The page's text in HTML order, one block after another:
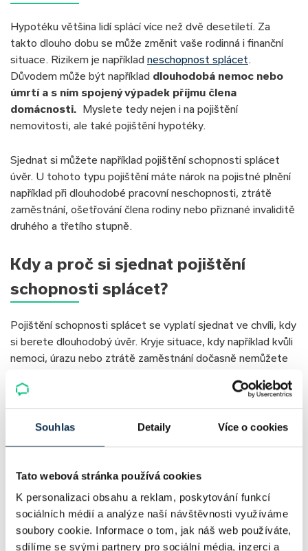
Souhlas Detaily Více o cookies
Tato webová stránka používá cookies
K personalizaci obsahu a reklam, poskytování funkcí
sociálních médií a analýze naší návštěvnosti využíváme
soubory cookie. Informace o tom, jak náš web používáte,
sdílíme se svými partnery pro sociální média, inzerci a
Hypotéku většina lidí splácí více než dvě desetiletí. Za
takto dlouho dobu se může změnit vaše rodinná i finanční
situace. Rizikem je například neschopnost splácet.
Důvodem může být například dlouhodobá nemoc nebo
úmrtí a s ním spojený výpadek příjmu člena
domácnosti. Myslete tedy nejen i na pojištění
nemovitosti, ale také pojištění hypotéky.
Sjednat si můžete například pojištění schopnosti splácet
úvěr. U tohoto typu pojištění máte nárok na pojistné plnění
například při dlouhodobé pracovní neschopnosti, ztrátě
zaměstnání, ošetřování člena rodiny nebo přiznané invaliditě
druhého a třetího stupně.
Kdy a proč si sjednat pojištění
schopnosti splácet?
Pojištění schopnosti splácet se vyplatí sjednat ve chvíli, kdy
si berete dlouhodobý úvěr. Kryje situace, kdy například kvůli
nemoci, úrazu nebo ztrátě zaměstnání dočasně nemůžete
několik splátek nebo celý zbývající dluh. Jde tedy o pojistku,
která chrání vaši rodinu před finančními problémy v těžkých
životních situacích.
pojištění schopnosti splácet povinné, pusťte si krátké
video, ve kterém vám na tuto otázku odpoví Miroslav Majer,
CEO hyponamíru.cz: